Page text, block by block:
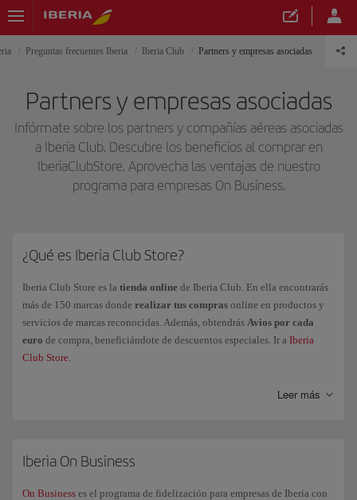
Preguntas frecuentes Iberia Iberia Club Partners y empresas asociadas
Partners y empresas asociadas
Infórmate sobre los partners y compañías aéreas asociadas
a Iberia Club. Descubre los beneficios al comprar en
IberiaClubStore. Aprovecha las ventajas de nuestro
programa para empresas On Business.
¿Qué es Iberia Club Store?
Iberia Club Store es la tienda online de Iberia Club. En ella encontrarás
más de 150 marcas donde realizar tus compras online en productos y
servicios de marcas reconocidas. Además, obtendrás Avios por cada
euro de compra, beneficiándote de descuentos especiales. Ir a Iberia
Club Store.
Leer más
Iberia On Business
On Business es el programa de fidelización para empresas de Iberia con